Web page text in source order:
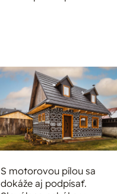
S motorovou pílou sa
dokáže aj podpísať.